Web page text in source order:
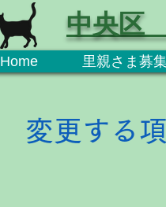
Home 里親さま募
中央区
変更する